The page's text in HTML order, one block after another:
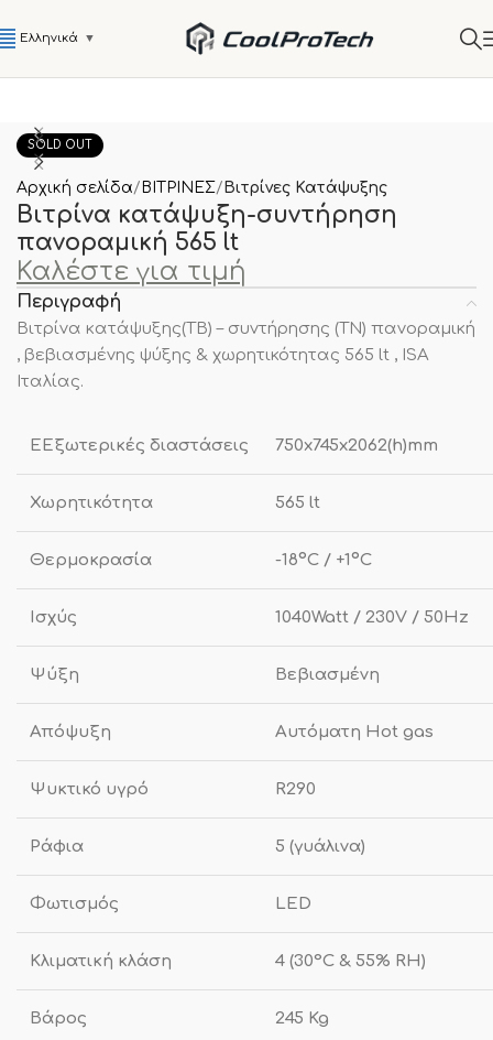
Ελληνικά ▼
SOLD OUT
Αρχική σελίδα ΒΙΤΡΙΝΕΣ Βιτρίνες Κατάψυξης
Βιτρίνα κατάψυξη-συντήρηση
πανοραμική 565 lt
Καλέστε για τιμή
Περιγραφή
Βιτρίνα κατάψυξης(TB) – συντήρησης (ΤΝ) πανοραμική
, βεβιασμένης ψύξης & χωρητικότητας 565 lt , ISA
Ιταλίας.
EΕξωτερικές διαστάσεις 750x745x2062(h)mm
Χωρητικότητα 565 lt
Θερμοκρασία -18ºC / +1ºC
Ισχύς 1040Watt / 230V / 50Hz
Ψύξη Βεβιασμένη
Απόψυξη Αυτόματη Hot gas
Ψυκτικό υγρό R290
Ράφια 5 (γυάλινα)
Φωτισμός LED
Κλιματική κλάση 4 (30°C & 55% RH)
Βάρος 245 Kg